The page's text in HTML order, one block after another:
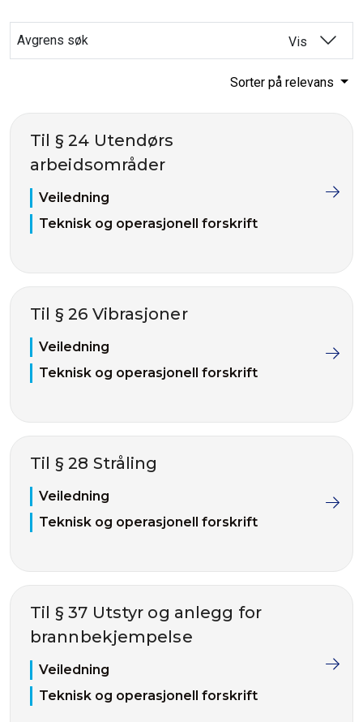
Avgrens søk Vis
Sorter på relevans
Til § 24 Utendørs
arbeidsområder
Veiledning
Teknisk og operasjonell forskrift
Til § 26 Vibrasjoner
Veiledning
Teknisk og operasjonell forskrift
Til § 28 Stråling
Veiledning
Teknisk og operasjonell forskrift
Til § 37 Utstyr og anlegg for
brannbekjempelse
Veiledning
Teknisk og operasjonell forskrift